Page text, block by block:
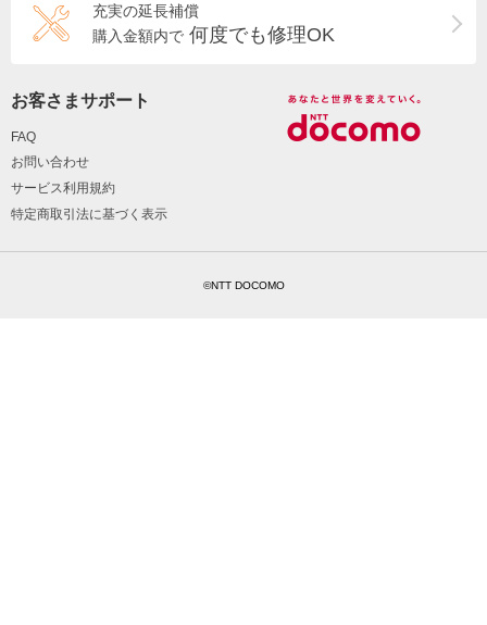
充実の延長補償
購入金額内で 何度でも修理OK
お客さまサポート
FAQ
お問い合わせ
サービス利用規約
特定商取引法に基づく表示
©NTT DOCOMO